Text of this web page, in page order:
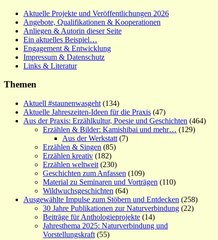
Aktuelle Projekte und Veröffentlichungen 2026
Angebote, Qualifikationen & Kooperationen
Anliegen & Autorin dieser Seite
Ein aktuelles Beispiel…
Engagement & Entwicklung
Impressum & Datenschutz
Links & Literatur
Themen
Aktuell #staunenwasgeht (134)
Aktuelle Jahreszeiten-Ideen für die Praxis (47)
Aus der Praxis: Erzählkultur, Poesie und Geschichten (464)
Erzählen & Bilder: Kamishibai und mehr… (129)
Aus der Werkstatt (7)
Erzählen & Singen (85)
Erzählen kreativ (182)
Erzählen weltweit (230)
Geschichten zum Anfassen (109)
Material zu Seminaren und Vorträgen (110)
Wildwuchsgeschichten (64)
Ausgewählte Impulse zum Stöbern und Entdecken (258)
30 Jahre Publikationen zur Naturverbindung (22)
Beiträge für Anthologieprojekte (14)
Jahresthema 2025: Naturverbindung und
Vorstellungskraft (55)